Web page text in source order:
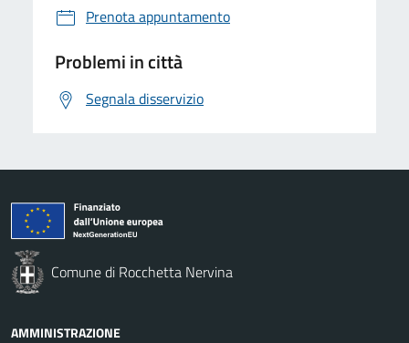
Prenota appuntamento
Problemi in città
Segnala disservizio
Comune di Rocchetta Nervina
AMMINISTRAZIONE